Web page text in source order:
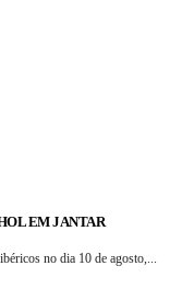
EM JANTAR
no dia 10 de agosto,...